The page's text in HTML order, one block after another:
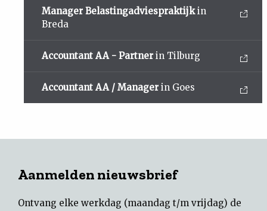
Manager Belastingadviespraktijkin
Breda
Accountant AA - Partner in Tilburg
Accountant AA / Manager in Goes
Aanmelden nieuwsbrief
Ontvang elke werkdag (maandag t/m vrijdag) de